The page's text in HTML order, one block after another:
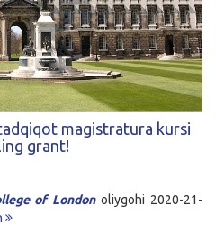
magistratura kursi
grant!
of Londonoliygohi 2020-21-